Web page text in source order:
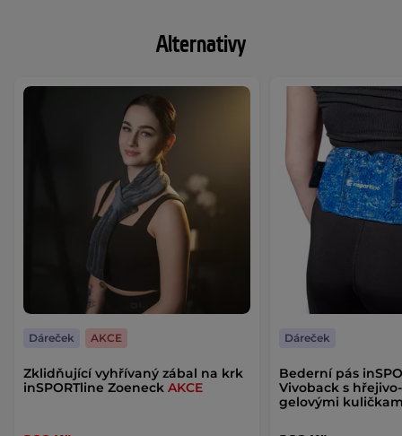
Alternativy
Zklidňující vyhřívaný zábal na krk
inSPORTline Zoeneck AKCE
Dáreček AKCE
Bederní pás
Vivoback s
gelovými
Dáreček